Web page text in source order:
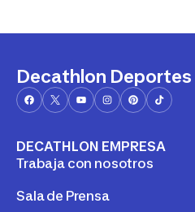
eficiente mientras mantienes
durante toda la carrera?
Decathlon Deportes
DECATHLON EMPRESA
Trabaja con nosotros
Sala de Prensa